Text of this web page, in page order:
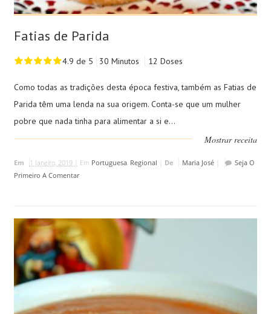
Fatias de Parida
4.9 de 5 30 Minutos 12 Doses
Como todas as tradições desta época festiva, também as Fatias de
Parida têm uma lenda na sua origem. Conta-se que um mulher
pobre que nada tinha para alimentar a si e...
Mostrar receita
Em 1 Janeiro, 2019 | Em Portuguesa, Regional De Maria José|
Seja O
Primeiro A Comentar